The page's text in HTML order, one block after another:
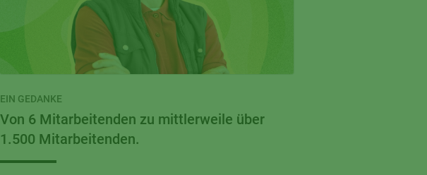
EIN GEDANKE
Von 6 Mitarbeitenden zu mittlerweile über
1.500 Mitarbeitenden.